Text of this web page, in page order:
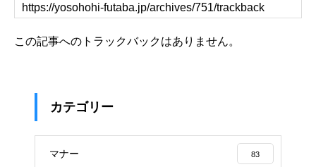
この記事へのトラックバックはありません。
カテゴリー
マナー 83